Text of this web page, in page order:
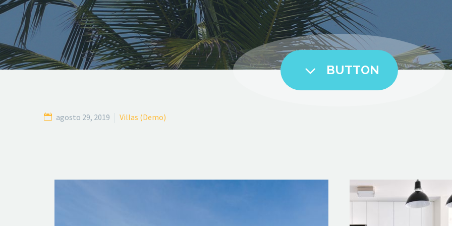
3 BUTTON
agosto 29, 2019 Villas (Demo)